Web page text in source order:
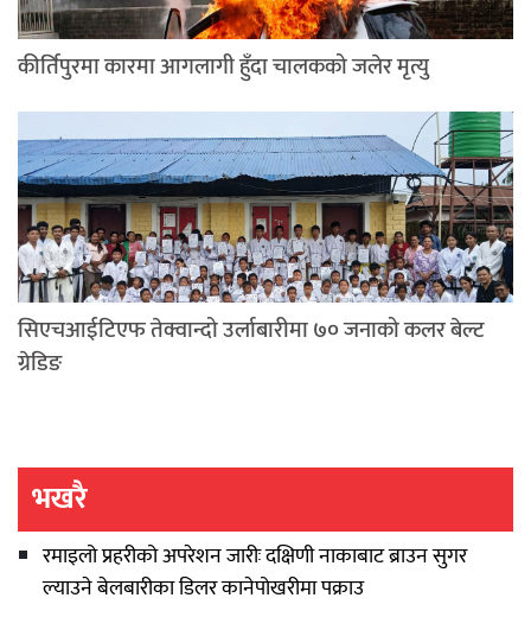
कीर्तिपुरमा कारमा आगलागी हुँदा चालकको जलेर मृत्यु
सिएचआईटिएफ तेक्वान्दो उर्लाबारीमा ७० जनाको कलर बेल्ट
ग्रेडिङ
भखरै
रमाइलो प्रहरीको अपरेशन जारीः दक्षिणी नाकाबाट ब्राउन सुगर
ल्याउने बेलबारीका डिलर कानेपोखरीमा पक्राउ